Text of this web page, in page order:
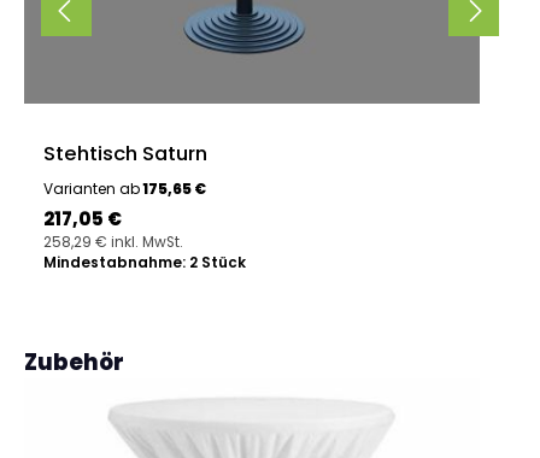
Stehtisch Saturn
Varianten ab175,65 €
Regulärer Preis:
217,05 €
258,29 € inkl. MwSt.
Mindestabnahme: 2 Stück
Produktgalerie überspringen
Zubehör